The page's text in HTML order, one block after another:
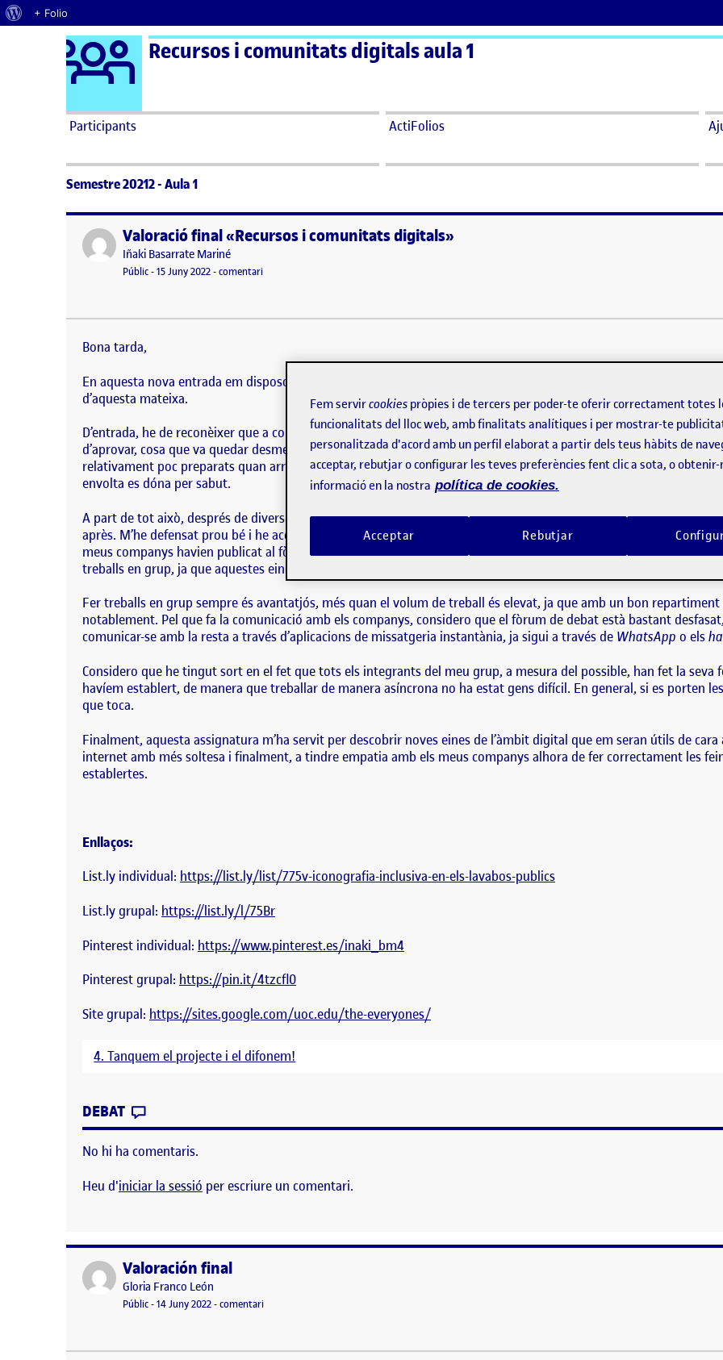
Quant al WordPress
+ Folio
Saltar al contingut Logo Ágora
Recursos i comunitats digitals aula 1
Participants ActiFolios
Semestre 20212 - Aula 1
Publicat perValoració final «Recursos i comunitats digitals»
Publicat per
Iñaki Basarrate Mariné
Visibilitat:
Públic-Data de publicació
15 Juny 2022-comentariel Valoració final «Recursos i comunitats digitals»
Bona tarda, En aquesta nova entrada em disposo a fer un breu relat de la meva experiència personal amb l’assignatura de
Bona tarda,
En aquesta nova entrada em disposo a fer un breu relat de la meva experiència personal amb l’assignatura de
d’aquesta mateixa.
D’entrada, he de reconèixer que a començaments de semestre creia, de la mateixa manera que molts companys,
d’aprovar, cosa que va quedar desmentida una vegada va començar el seu seguiment. Un aspecte important
relativament poc preparats quan arriben a la universitat respecte als temes d’informàtica, ja que, en la majoria de
envolta es dóna per sabut.
A part de tot això, després de diversos mesos en contacte amb diverses eines que no havia fet servir
après. M’he defensat prou bé i he aconseguit solucionar els diversos problemes que m’han anat sorgint fent
meus companys havien publicat al fòrum. De totes maneres, considero que la majoria d’eines que hem fet
treballs en grup, ja que aquestes eines faciliten molt la comunicació.
Fer treballs en grup sempre és avantatjós, més quan el volum de treball és elevat, ja que amb un bon
notablement. Pel que fa la comunicació amb els companys, considero que el fòrum de debat està bastant
comunicar-se amb la resta a través d’aplicacions de missatgeria instantània, ja sigui a través de WhatsApp o els
Considero que he tingut sort en el fet que tots els integrants del meu grup, a mesura del possible, han fet la seva
havíem establert, de manera que treballar de manera asíncrona no ha estat gens difícil. En general, si es porten
que toca.
Finalment, aquesta assignatura m’ha servit per descobrir noves eines de l’àmbit digital que em seran útils de
internet amb més soltesa i finalment, a tindre empatia amb els meus companys alhora de fer correctament les
establertes.
Enllaços:
List.ly individual: https://list.ly/list/775v-iconografia-inclusiva-en-els-lavabos-publics
List.ly grupal: https://list.ly/l/75Br
Pinterest individual: https://www.pinterest.es/inaki_bm4
Pinterest grupal: https://pin.it/4tzcfl0
Site grupal: https://sites.google.com/uoc.edu/the-everyones/
4. Tanquem el projecte i el difonem!
DEBAT
No hi ha comentaris.
Heu d'iniciar la sessió per escriure un comentari.
Publicat perValoración final
Publicat per
Gloria Franco León
Visibilitat:
Públic-Data de publicació
14 Juny 2022-comentariel Valoración final
Nos acercamos al final del semestre y es de gran ayuda hacer una valoración final tanto de los contenidos de la asignatura,
Fem servircookies pròpies i de tercers per poder-te oferir correctament totes
funcionalitats del lloc web, amb finalitats analítiques i per mostrar-te
personalitzada d'acord amb un perfil elaborat a partir dels teus hàbits de
acceptar, rebutjar o configurar les teves preferències fent clic a sota, o obtenir-
informació en la nostra política de cookies.
Rebutjar
Acceptar